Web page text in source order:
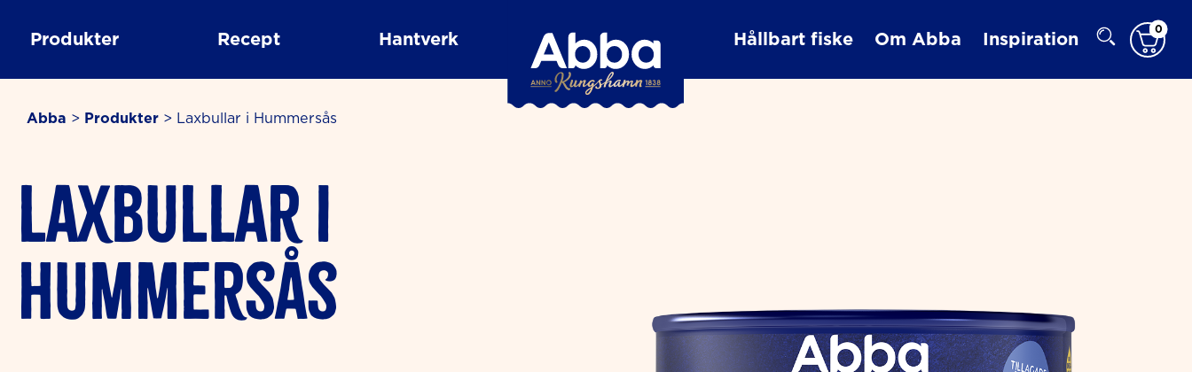
Produkter Recept Hantverk Hållbart fiske Om Abba Inspiration 0
Abba > Produkter > Laxbullar i Hummersås
Laxbullar i
Hummersås